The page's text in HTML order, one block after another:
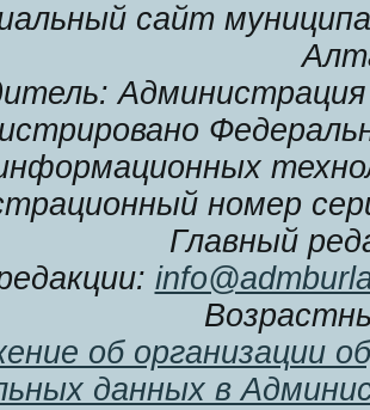
сайт
Администрация
номер
Главный
об организации
данных в